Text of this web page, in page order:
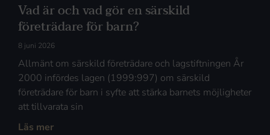
Vad är och vad gör en särskild
företrädare för barn?
8 juni 2026
Allmänt om särskild företrädare och lagstiftningen År
2000 infördes lagen (1999:997) om särskild
företrädare för barn i syfte att stärka barnets möjligheter
att tillvarata sin
Läs mer